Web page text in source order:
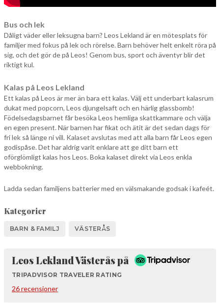
Bus och lek
Dåligt väder eller leksugna barn? Leos Lekland är en mötesplats för
familjer med fokus på lek och rörelse. Barn behöver helt enkelt röra på
sig, och det gör de på Leos! Genom bus, sport och äventyr blir det
riktigt kul.
Kalas på Leos Lekland
Ett kalas på Leos är mer än bara ett kalas. Välj ett underbart kalasrum
dukat med popcorn, Leos djungelsaft och en härlig glassbomb!
Födelsedagsbarnet får besöka Leos hemliga skattkammare och välja
en egen present. När barnen har fikat och ätit är det sedan dags för
fri lek så länge ni vill. Kalaset avslutas med att alla barn får Leos egen
godispåse. Det har aldrig varit enklare att ge ditt barn ett
oförglömligt kalas hos Leos. Boka kalaset direkt via Leos enkla
webbokning.
Ladda sedan familjens batterier med en välsmakande godsak i kafeét.
Kategorier
BARN & FAMILJ VÄSTERÅS
Leos Lekland Västerås på Tripadvisor
TRIPADVISOR TRAVELER RATING
26 recensioner